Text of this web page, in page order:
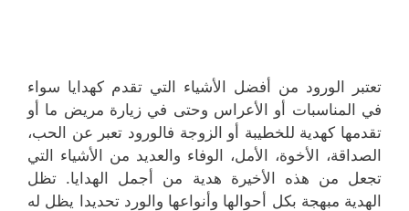
تعتبر الورود من أفضل الأشياء التي تقدم كهدايا سواء
في المناسبات أو الأعراس وحتى في زيارة مريض ما أو
تقدمها كهدية للخطيبة أو الزوجة فالورود تعبر عن الحب،
الصداقة، الأخوة، الأمل، الوفاء والعديد من الأشياء التي
تجعل من هذه الأخيرة هدية من أجمل الهدايا. تظل
الهدية مبهجة بكل أحوالها وأنواعها والورد تحديدا يظل له